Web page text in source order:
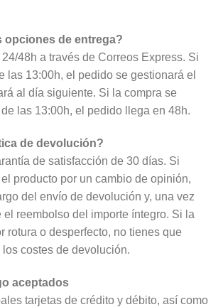
opciones de entrega?
48h a través de Correos Express. Si
las 13:00h, el pedido se gestionará el
al día siguiente. Si la compra se
las 13:00h, el pedido llega en 48h.
de devolución?
de satisfacción de 30 días. Si
producto por un cambio de opinión,
del envío de devolución y, una vez
el reembolso del importe íntegro. Si la
rotura o desperfecto, no tienes que
los costes de devolución.
aceptados
tarjetas de crédito y débito, así como